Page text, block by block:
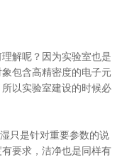
解呢？因为实验室也是
包含高精密度的电子元
以实验室建设的时候必
只是针对重要参数的说
要求，洁净也是同样有